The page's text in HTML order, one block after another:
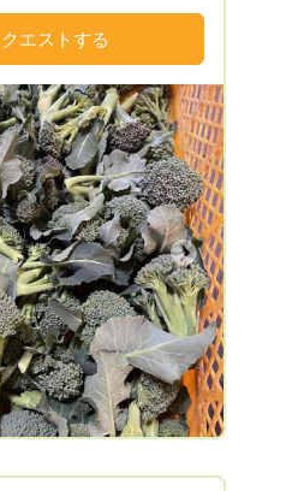
れの野菜の
生かした品種を選び、そ
も多く行っています。
をすることで、完全に循
野菜たちの栽培ができて
菓子も作っています。
クエストする